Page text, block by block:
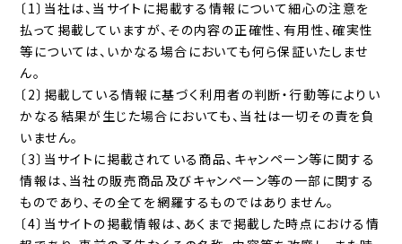
〔1〕当社は、当サイトに掲載する情報について細心の注意を
払って掲載していますが、その内容の正確性、有用性、確実性
等については、いかなる場合においても何ら保証いたしませ
ん。
〔2〕掲載している情報に基づく利用者の判断・行動等によりい
かなる結果が生じた場合においても、当社は一切その責を負
いません。
〔3〕当サイトに掲載されている商品、キャンペーン等に関する
情報は、当社の販売商品及びキャンペーン等の一部に関する
ものであり、その全てを網羅するものではありません。
〔4〕当サイトの掲載情報は、あくまで掲載した時点における情